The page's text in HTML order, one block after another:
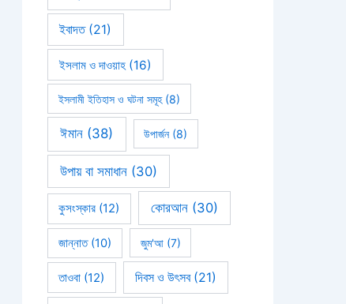
ইবাদত(21)
ইসলাম ও দাওয়াহ(16)
ইসলামী ইতিহাস ও ঘটনা সমূহ(8)
ঈমান (38) উপার্জন(8)
উপায় বা সমাধান(30)
কুসংস্কার (12) কোরআন(30)
জান্নাত(10) জুম'আ(7)
তাওবা (12) দিবস ও উৎসব(21)